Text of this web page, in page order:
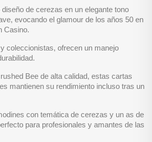
de cerezas en un elegante tono
evocando el glamour de los años 50 en
Casino.
coleccionistas, ofrecen un manejo
Bee de alta calidad, estas cartas
mantienen su rendimiento incluso tras un
con temática de cerezas y un as de
para profesionales y amantes de las